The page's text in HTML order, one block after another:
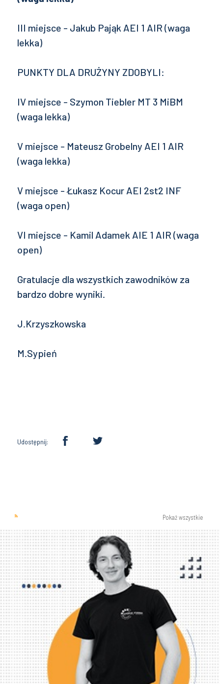
III miejsce - Jakub Pająk AEI 1 AIR (waga
lekka)
PUNKTY DLA DRUŻYNY ZDOBYLI:
IV miejsce - Szymon Tiebler MT 3 MiBM
(waga lekka)
V miejsce - Mateusz Grobelny AEI 1 AIR
(waga lekka)
V miejsce - Łukasz Kocur AEI 2st2 INF
(waga open)
VI miejsce - Kamil Adamek AIE 1 AIR (waga
open)
Gratulacje dla wszystkich zawodników za
bardzo dobre wyniki.
J.Krzyszkowska
M.Sypień
Udostępnij:
Pokaż wszystkie